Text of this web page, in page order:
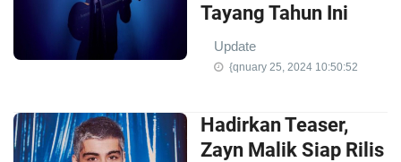
Tayang Tahun Ini
Update
{qnuary 25, 2024 10:50:52
Hadirkan Teaser,
Zayn Malik Siap Rilis